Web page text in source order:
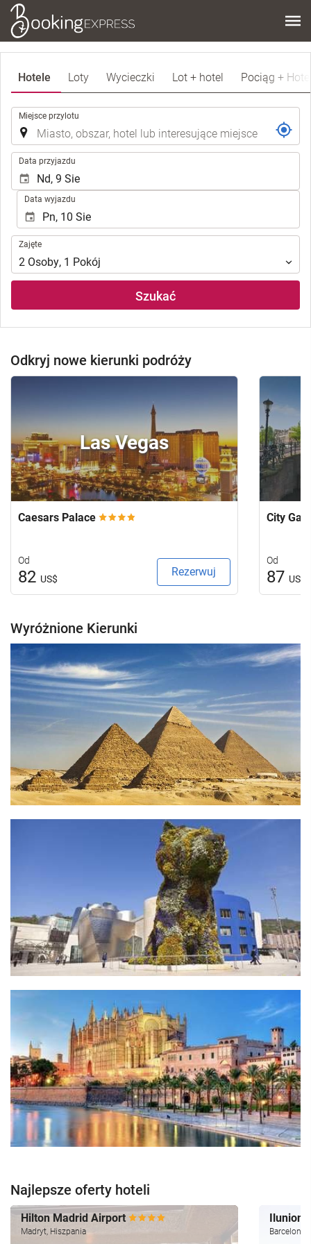
Hotele Loty Wycieczki Lot + hotel Pociąg +
Miejsce przylotu
Data przyjazdu
Data wyjazdu
Zajęte
Zajęte
2 Osoby, 1 Pokój
Szukać
Odkryj nowe kierunki podróży
Las Vegas
Caesars Palace
Od
82 US$
Rezerwuj
City
Od
87 US$
Wyróżnione Kierunki
Najlepsze oferty hoteli
Hilton Madrid Airport
Madryt, Hiszpania
Ilunion
Barcelona,